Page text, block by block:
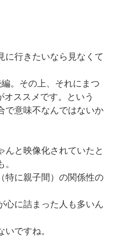
に行きたいなら見なくて
。その上、それにまつ
ススメです。という
で意味不なんではないか
んと映像化されていたと
特に親子間）の関係性の
心に詰まった人も多いん
ですね。